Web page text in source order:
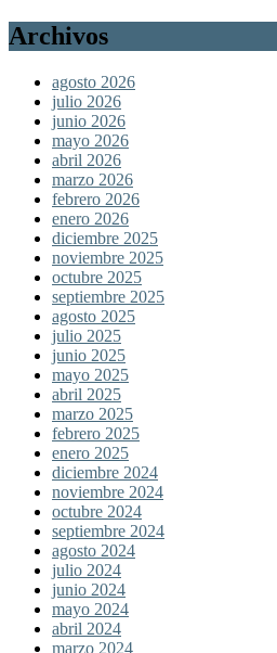
Archivos
agosto 2026
julio 2026
junio 2026
mayo 2026
abril 2026
marzo 2026
febrero 2026
enero 2026
diciembre 2025
noviembre 2025
octubre 2025
septiembre 2025
agosto 2025
julio 2025
junio 2025
mayo 2025
abril 2025
marzo 2025
febrero 2025
enero 2025
diciembre 2024
noviembre 2024
octubre 2024
septiembre 2024
agosto 2024
julio 2024
junio 2024
mayo 2024
abril 2024
marzo 2024